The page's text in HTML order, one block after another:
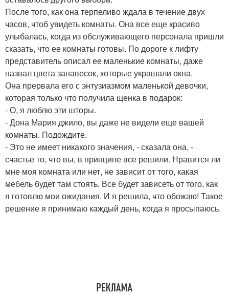
После того, как она терпеливо ждала в течение двух
часов, чтоб увидеть комнаты. Она все еще красиво
улыбалась, когда из обслуживающего персонала пришли
сказать, что ее комнаты готовы. По дороге к лифту
представитель описал ее маленькие комнаты, даже
назвал цвета занавесок, которые украшали окна.
Она прервала его с энтузиазмом маленькой девочки,
которая только что получила щенка в подарок:
- О, я люблю эти шторы.
- Дона Мария джило, вы даже не видели еще вашей
комнаты. Подождите.
- Это не имеет никакого значения, - сказала она, -
счастье то, что вы, в принципе все решили. Нравится ли
мне моя комната или нет, не зависит от того, какая
мебель будет там стоять. Все будет зависеть от того, как
я готовлю мои ожидания. И я решила, что обожаю! Такое
решение я принимаю каждый день, когда я просыпаюсь.